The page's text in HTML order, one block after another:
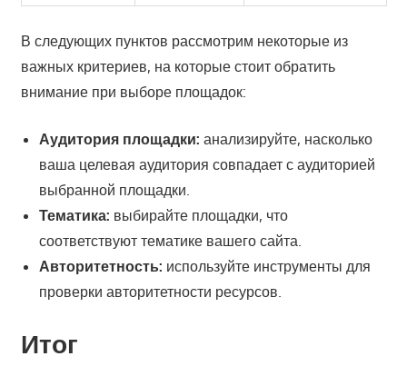
В следующих пунктов рассмотрим некоторые из
важных критериев, на которые стоит обратить
внимание при выборе площадок:
Аудитория площадки: анализируйте, насколько
ваша целевая аудитория совпадает с аудиторией
выбранной площадки.
Тематика: выбирайте площадки, что
соответствуют тематике вашего сайта.
Авторитетность: используйте инструменты для
проверки авторитетности ресурсов.
Итог